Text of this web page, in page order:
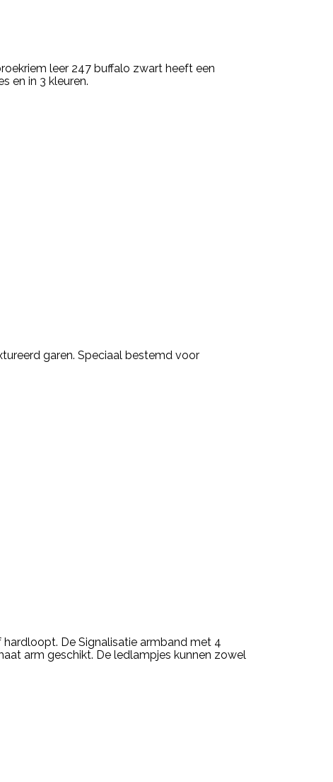
leer 247 buffalo zwart heeft een
en in 3 kleuren.
garen. Speciaal bestemd voor
De Signalisatie armband met 4
arm geschikt. De ledlampjes kunnen zowel